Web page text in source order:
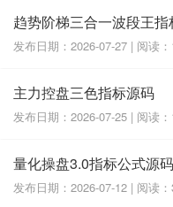
趋势阶梯三合一波段王
发布日期：2026-07-27 | 阅读：
主力控盘三色指标源码
发布日期：2026-07-25 | 阅读：
量化操盘3.0指标公式源码
发布日期：2026-07-12 | 阅读